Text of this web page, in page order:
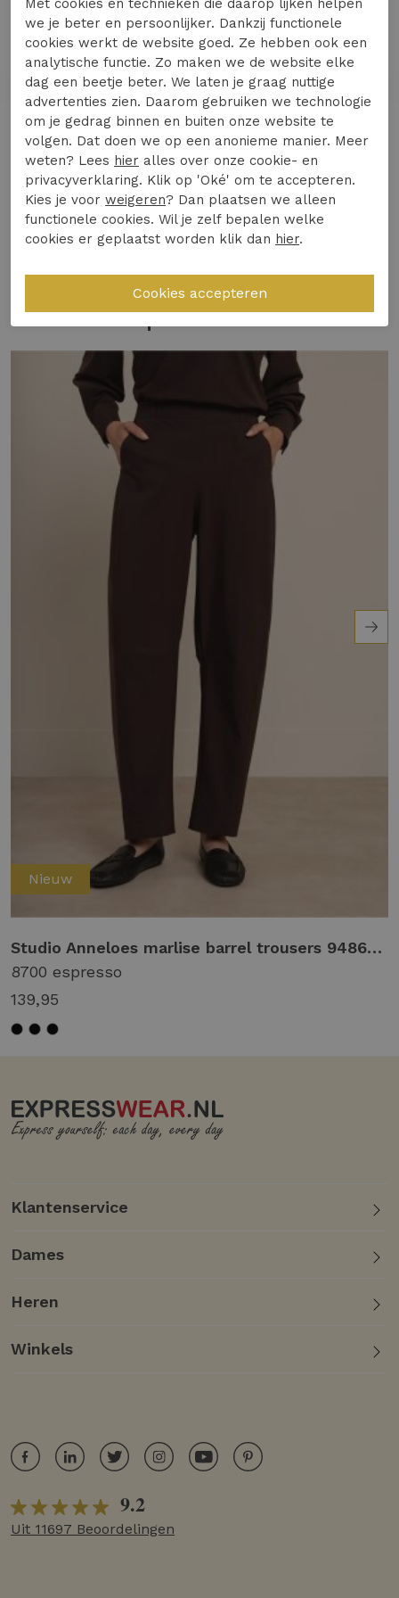
Maak kennis met de stijlvolle en comfortabele
Hanna capri trousers van Studio Anneloes. Deze
donkerblauwe capri broek is perfect voor casual
wear en biedt een eigentijdse uitstraling met
een slanke pasvorm en een kleine split net
boven de knie. Ideaal voor modebewuste dames
die houden van kwaliteit en stijl.
Gemaakt van duurzaam en
onderhoudsvriendelijk travel fabric
Voorzien van praktische zijzakken en een
bijpassende riem
Geïnspireerd door de populaire Startup
trousers voor een moderne look
Perfecte keuze voor diverse gelegenheden
Lees meer
Specificaties
Gerelateerde producten
Nieuw
Studio Anneloes marlise barrel trousers 94861 Broek 8700 espresso
8700 espresso
139,95
Klantenservice
Dames
Heren
Winkels
9.2
Uit 11697 Beoordelingen
Met cookies en technieken die daarop lijken helpen
we je beter en persoonlijker. Dankzij functionele
cookies werkt de website goed. Ze hebben ook een
analytische functie. Zo maken we de website elke
dag een beetje beter. We laten je graag nuttige
advertenties zien. Daarom gebruiken we technologie
om je gedrag binnen en buiten onze website te
volgen. Dat doen we op een anonieme manier. Meer
weten? Lees hier alles over onze cookie- en
privacyverklaring. Klik op 'Oké' om te accepteren.
Kies je voor weigeren? Dan plaatsen we alleen
functionele cookies. Wil je zelf bepalen welke
cookies er geplaatst worden klik dan hier.